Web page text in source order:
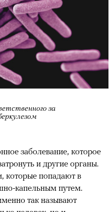
за
заболевание, которое
и другие органы.
которые попадают в
капельным путем.
так называют